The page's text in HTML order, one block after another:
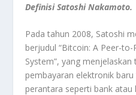
Definisi Satoshi Nakamoto.
Pada tahun 2008, Satoshi
berjudul “Bitcoin: A Peer-to-
System”, yang
pembayaran elektronik
perantara seperti bank atau